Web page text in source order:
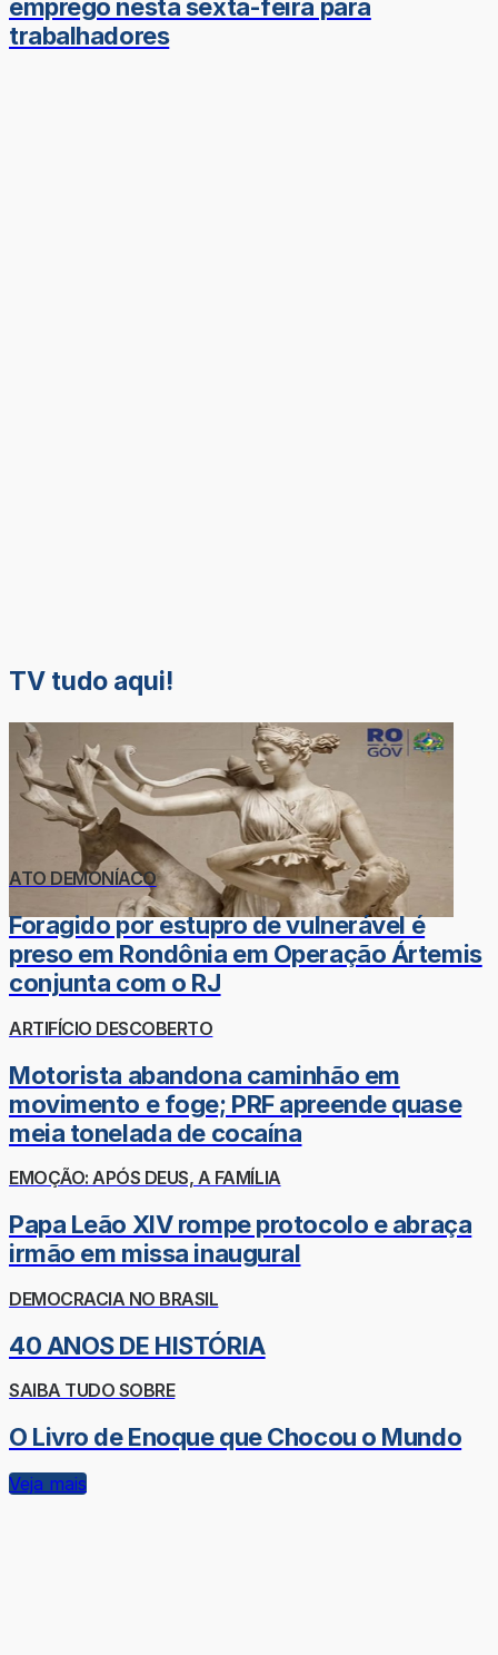
emprego nesta sexta-feira para
trabalhadores
TV tudo aqui!
ATO DEMONÍACO
Foragido por estupro de vulnerável é
preso em Rondônia em Operação Ártemis
conjunta com o RJ
ARTIFÍCIO DESCOBERTO
Motorista abandona caminhão em
movimento e foge; PRF apreende quase
meia tonelada de cocaína
EMOÇÃO: APÓS DEUS, A FAMÍLIA
Papa Leão XIV rompe protocolo e abraça
irmão em missa inaugural
DEMOCRACIA NO BRASIL
40 ANOS DE HISTÓRIA
SAIBA TUDO SOBRE
O Livro de Enoque que Chocou o Mundo
Veja mais